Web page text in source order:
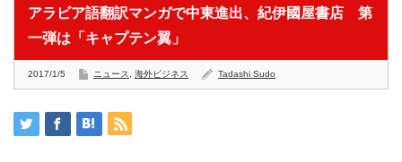
アラビア語翻訳マンガで中東進出、紀伊國屋書店 第
一弾は「キャプテン翼」
2017/1/5 ニュース 海外ビジネス Tadashi Sudo